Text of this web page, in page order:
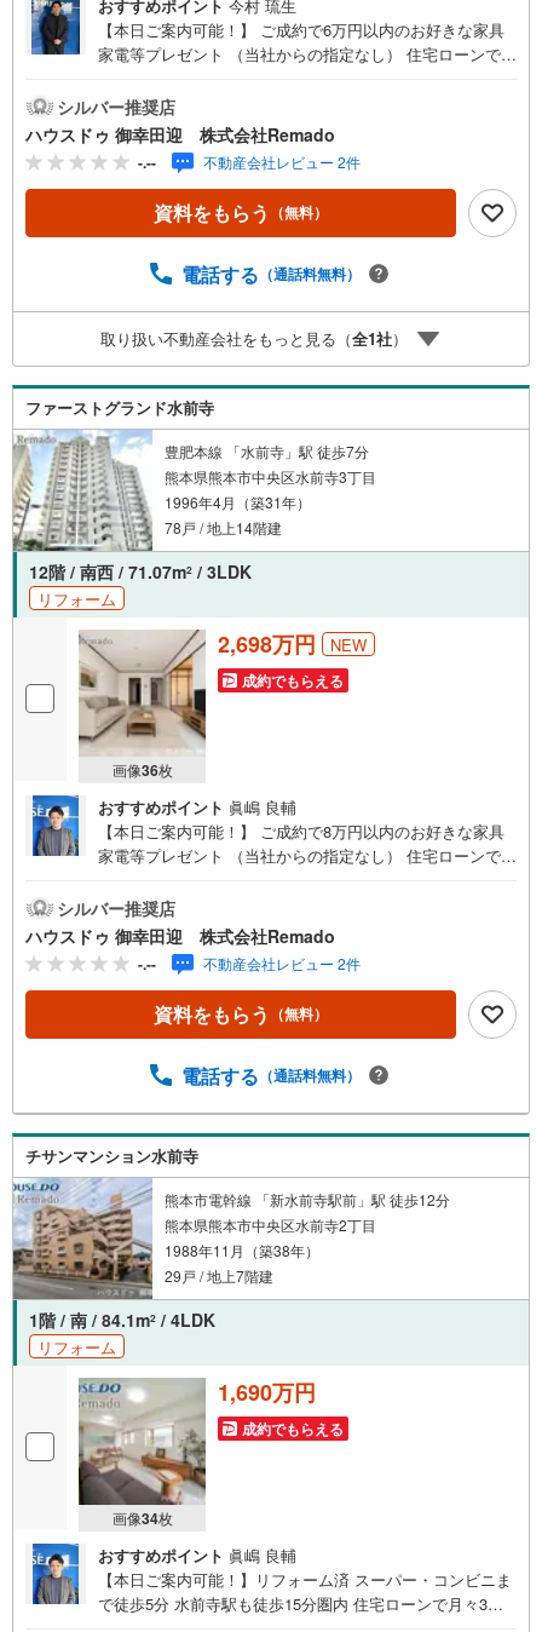
おすすめポイント 今村 琉生
【本日ご案内可能！】 ご成約で6万円以内のお好きな家具
家電等プレゼント （当社からの指定なし） 住宅ローンで
【九州No.1の実績】「どこで買うか」で、不動産購入の満
足度は変わります家探しは、物件探し以上に「パートナー
選び」が重要！熊本エリアを知り尽くした私たちが、物件
探しから資金計画、引き渡しまでトータルサポートします
【購入総額の限界へ挑戦】売主様への価格交渉も弊社の得
意分野です！さらにオプション費用（エアコン、網戸、太
円以上差が出ることも もっと安く買えるのでは？そんな悩
OK！一度ご相談ください！【効率的に一気見！内覧ツア
ー】熊本県全域の気になる物件を全て当社でご内覧いただ
けます 見学されたい物件を1日で内覧可能 窓口を一つに絞
れるから、手間も時間もかかりません。全国700店舗以上展
開！ハウスドゥだからこその豊富な物件数・情報量で理想
の暮らしを叶えます！
シルバー推奨店
ハウスドゥ 御幸田迎 株式会社Remado
-.-- 不動産会社レビュー 2件
資料をもらう （無料）
電話する （通話料無料）
取り扱い不動産会社をもっと見る（全1社）
ファーストグランド水前寺
豊肥本線 「水前寺」駅 徒歩7分
熊本県熊本市中央区水前寺3丁目
1996年4月（築31年）
78戸 / 地上14階建
12階 / 南西 / 71.07m2 / 3LDK
リフォーム
画像36枚
2,698万円 NEW
成約でもらえる
おすすめポイント 眞嶋 良輔
【本日ご案内可能！】 ご成約で8万円以内のお好きな家具
家電等プレゼント （当社からの指定なし） 住宅ローンで
【九州No.1の実績】「どこで買うか」で、不動産購入の満
足度は変わります家探しは、物件探し以上に「パートナー
選び」が重要！熊本エリアを知り尽くした私たちが、物件
探しから資金計画、引き渡しまでトータルサポートします
【購入総額の限界へ挑戦】売主様への価格交渉も弊社の得
意分野です！さらにオプション費用（エアコン、網戸、太
円以上差が出ることも もっと安く買えるのでは？そんな悩
OK！一度ご相談ください！【効率的に一気見！内覧ツア
ー】熊本県全域の気になる物件を全て当社でご内覧いただ
けます 見学されたい物件を1日で内覧可能 窓口を一つに絞
れるから、手間も時間もかかりません。全国700店舗以上展
開！ハウスドゥだからこその豊富な物件数・情報量で理想
の暮らしを叶えます！
シルバー推奨店
ハウスドゥ 御幸田迎 株式会社Remado
-.-- 不動産会社レビュー 2件
資料をもらう （無料）
電話する （通話料無料）
チサンマンション水前寺
熊本市電幹線 「新水前寺駅前」駅 徒歩12分
熊本県熊本市中央区水前寺2丁目
1988年11月（築38年）
29戸 / 地上7階建
1階 / 南 / 84.1m2 / 4LDK
リフォーム
画像34枚
1,690万円
成約でもらえる
おすすめポイント 眞嶋 良輔
【本日ご案内可能！】リフォーム済 スーパー・コンビニま
で徒歩5分 水前寺駅も徒歩15分圏内 住宅ローンで月々3万